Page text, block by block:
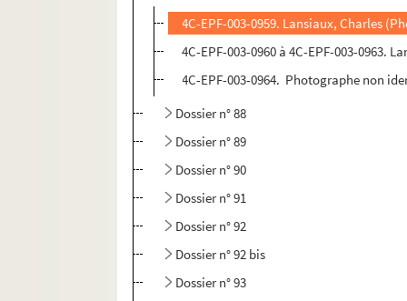
4C-EPF-003-0959. Lansiaux, Charles
4C-EPF-003-0960 à 4C-EPF-003-0963.
4C-EPF-003-0964. Photographe non
Dossier n° 88
Dossier n° 89
Dossier n° 90
Dossier n° 91
Dossier n° 92
Dossier n° 92 bis
Dossier n° 93